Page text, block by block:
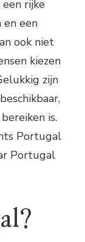
rijke
en een
ook niet
kiezen
zijn
is.
Portugal
Portugal